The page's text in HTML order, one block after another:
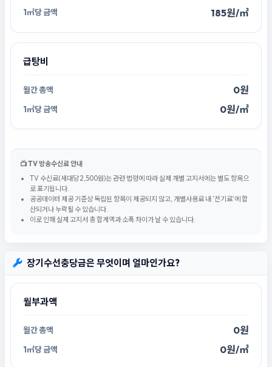
185원/㎡
급탕비
0원
0원/㎡
📺 TV 방송수신료 안내
TV 수신료(세대당 2,500원)는 관련 법령에 따라 실제 개별 고지서에는 별도 항목으
로 표기됩니다.
공공데이터 제공 기준상 독립된 항목이 제공되지 않고, 개별사용료 내 '전기료'에 합
산되거나 누락될 수 있습니다.
이로 인해 실제 고지서 총 합계액과 소폭 차이가 날 수 있습니다.
장기수선충당금은 무엇이며 얼마인가요?
월부과액
0원
0원/㎡